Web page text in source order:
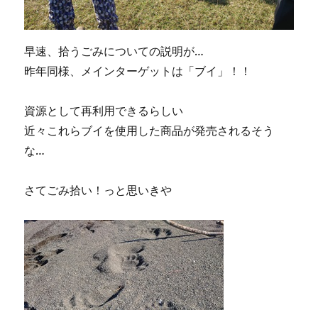
早速、拾うごみについての説明が…
昨年同様、メインターゲットは「ブイ」！！
資源として再利用できるらしい
近々これらブイを使用した商品が発売されるそう
な…
さてごみ拾い！っと思いきや